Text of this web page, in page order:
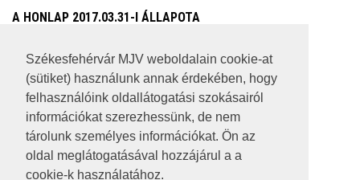
Székesfehérvár MJV weboldalain cookie-at
(sütiket) használunk annak érdekében, hogy
felhasználóink oldallátogatási szokásairól
információkat szerezhessünk, de nem
tárolunk személyes információkat. Ön az
oldal meglátogatásával hozzájárul a a
cookie-k használatához.
A HONLAP 2017.03.31-I ÁLLAPOTA
JOGI NYILATKOZAT
IMPRESSZUM
MÉDIAAJÁNLAT
KÖZÉRDEKŰ ADATOK